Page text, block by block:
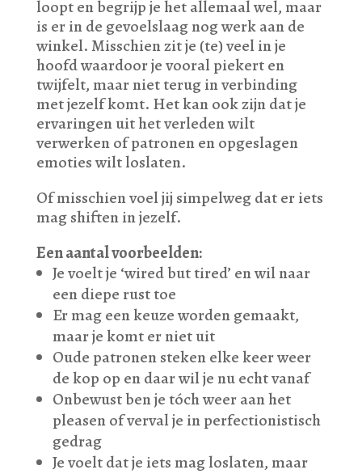
loopt en begrijp je het allemaal wel, maar
is er in de gevoelslaag nog werk aan de
winkel. Misschien zit je (te) veel in je
hoofd waardoor je vooral piekert en
twijfelt, maar niet terug in verbinding
met jezelf komt. Het kan ook zijn dat je
ervaringen uit het verleden wilt
verwerken of patronen en opgeslagen
emoties wilt loslaten.
Of misschien voel jij simpelweg dat er iets
mag shiften in jezelf.
Een aantal voorbeelden:
Je voelt je ‘wired but tired’ en wil naar
een diepe rust toe
Er mag een keuze worden gemaakt,
maar je komt er niet uit
Oude patronen steken elke keer weer
de kop op en daar wil je nu echt vanaf
Onbewust ben je tóch weer aan het
pleasen of verval je in perfectionistisch
gedrag
Je voelt dat je iets mag loslaten, maar